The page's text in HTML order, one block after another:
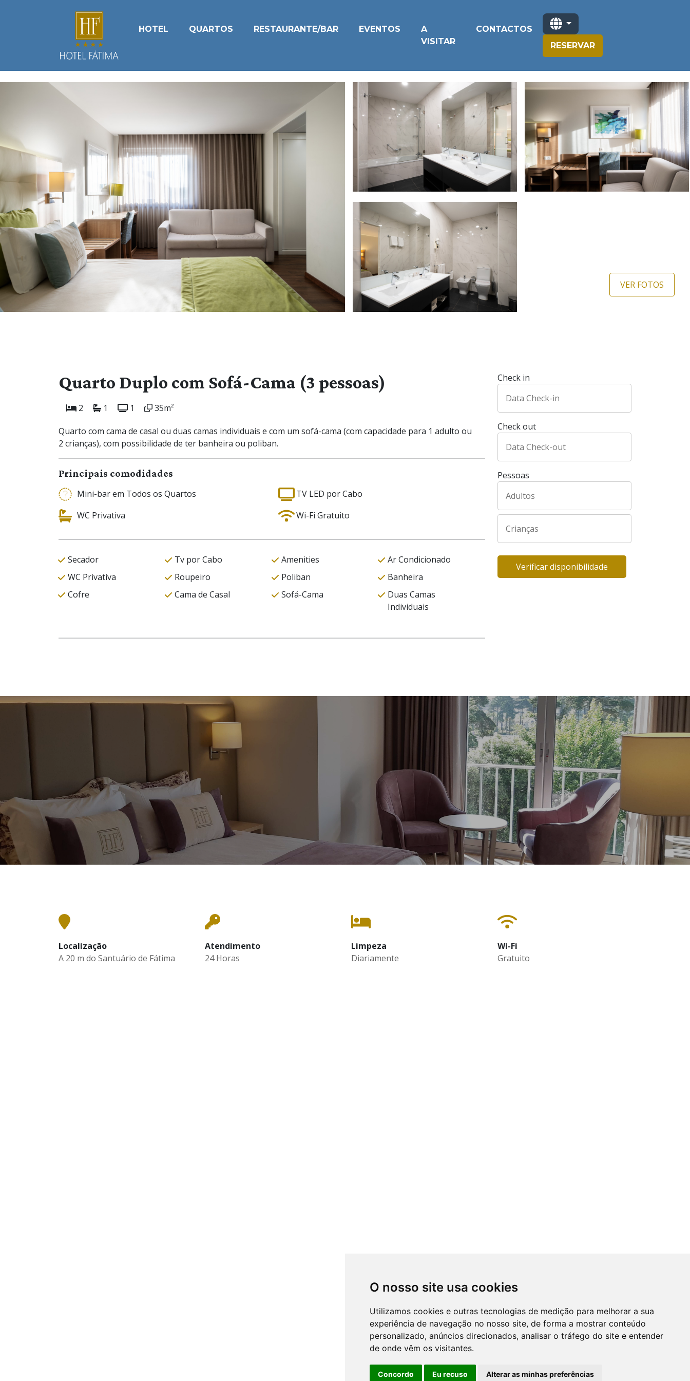
O nosso site usa cookies
Utilizamos cookies e outras tecnologias de medição para melhorar a sua
experiência de navegação no nosso site, de forma a mostrar conteúdo
personalizado, anúncios direcionados, analisar o tráfego do site e entender
de onde vêm os visitantes.
Concordo Eu recuso Alterar as minhas preferências
HOTEL QUARTOS RESTAURANTE/BAR EVENTOS
A
VISITAR
CONTACTOS
RESERVAR
VER FOTOS
Quarto Duplo com Sofá-Cama (3 pessoas)
2 1 1 35m²
Quarto com cama de casal ou duas camas individuais e com um sofá-cama (com capacidade para 1 adulto ou
2 crianças), com possibilidade de ter banheira ou poliban.
Principais comodidades
Mini-bar em Todos os Quartos
TV LED por Cabo
WC Privativa
Wi-Fi Gratuito
Secador Tv por Cabo Amenities
Ar Condicionado
WC Privativa
Roupeiro Poliban
Banheira
Cofre
Cama de Casal Sofá-Cama
Duas Camas
Individuais
Check in
Check out
Pessoas
Verificar disponibilidade
Localização
A 20 m do Santuário de Fátima
Atendimento
24 Horas
Limpeza
Diariamente
Wi-Fi
Gratuito
Powered by trigenius